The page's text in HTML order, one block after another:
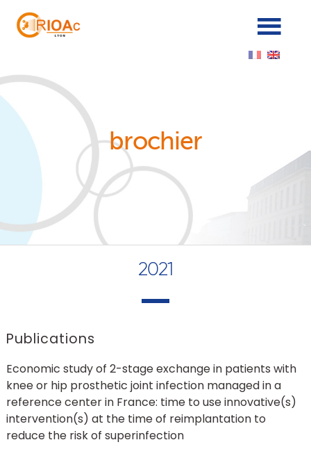
brochier
2021
Publications
Economic study of 2-stage exchange in patients with
knee or hip prosthetic joint infection managed in a
reference center in France: time to use innovative(s)
intervention(s) at the time of reimplantation to
reduce the risk of superinfection
Cookies management panel